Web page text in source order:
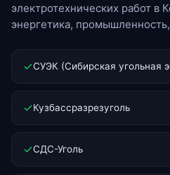
электротехнических работ в
энергетика,
СУЭК (Сибирская угольная
Кузбассразрезуголь
СДС-Уголь